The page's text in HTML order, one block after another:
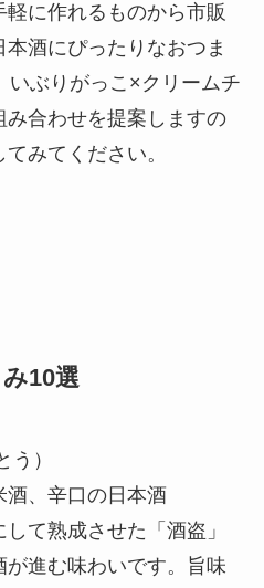
に作れるものから市販
酒にぴったりなおつま
いぶりがっこ×クリームチ
合わせを提案しますの
みてください。
10選
）
、辛口の日本酒
て熟成させた「酒盗」
進む味わいです。旨味